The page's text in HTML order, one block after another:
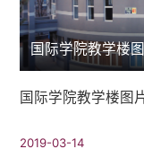
国际学院教学楼
国际学院教学楼图
2019-03-14